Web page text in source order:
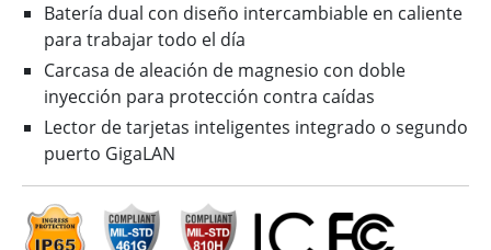
Batería dual con diseño intercambiable en caliente
para trabajar todo el día
Carcasa de aleación de magnesio con doble
inyección para protección contra caídas
Lector de tarjetas inteligentes integrado o segundo
puerto GigaLAN